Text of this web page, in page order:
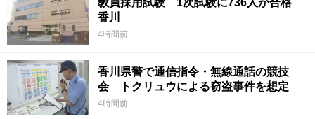
香川
4時間前
香川県警で通信指令・無線通話の競技
会 トクリュウによる窃盗事件を想定
4時間前